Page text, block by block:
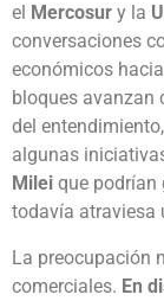
el Mercosur y la
conversaciones
económicos
bloques avanzan
del
algunas
Milei que podrían
todavía atraviesa
La preocupación
comerciales. En